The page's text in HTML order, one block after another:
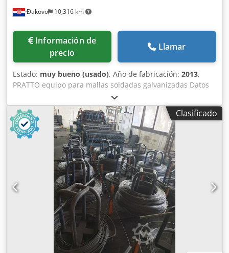
Đakovo 10,316 km
Información de
precio
Llamar
Estado: muy bueno (usado), Año de fabricación: 2013,
PRATTO equipo para mallas soldadas galvanizadas Datos
técnicos de la máquina: La STARWELD PE es una línea de
soldadura de malla de alto rendimiento para la producción
de mallas finas y ligeras en rollos o rollos y paneles. • 2
desenrolladores para alimentación del alambre
transversal • 36 desenrolladores para alimentación del
alambre longitudinal • Dimensiones de cercado entre 1 y 3
m (posibilidad de fabricar 2 tipos simultáneamente, por
ejemplo 1 m con 2 m, 1,5 m con 1,5 m, 1,2 m con 1,8 m) •
Rango de diámetro de alambre: 1,2 – 3 mm • Velocidad de
trabajo (golpes/min): Hasta 130 • Apilado automático de
rollos Dsdpjyxn Rnsfx Aamekr • Gestión mediante PLC
Clasificado